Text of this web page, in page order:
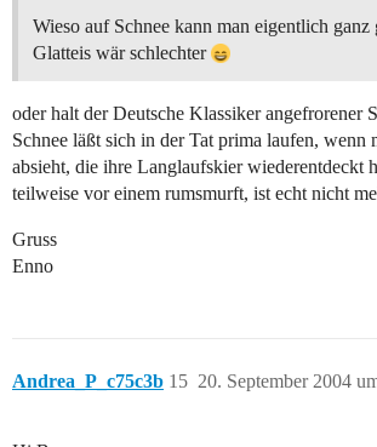
Wieso auf Schnee kann man eigentlich ganz
Glatteis wär schlechter
oder halt der Deutsche Klassiker angefrorener
Schnee läßt sich in der Tat prima laufen, wenn
absieht, die ihre Langlaufskier wiederentdeckt
teilweise vor einem rumsmurft, ist echt nicht
Gruss
Enno
Andrea_P_c75c3b 20. September 2004
15